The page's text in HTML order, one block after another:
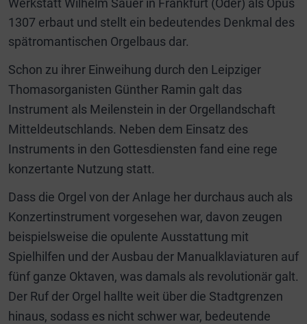
Werkstatt Wilhelm Sauer in Frankfurt (Oder) als Opus
1307 erbaut und stellt ein bedeutendes Denkmal des
spätromantischen Orgelbaus dar.
Schon zu ihrer Einweihung durch den Leipziger
Thomasorganisten Günther Ramin galt das
Instrument als Meilenstein in der Orgellandschaft
Mitteldeutschlands. Neben dem Einsatz des
Instruments in den Gottesdiensten fand eine rege
konzertante Nutzung statt.
Dass die Orgel von der Anlage her durchaus auch als
Konzertinstrument vorgesehen war, davon zeugen
beispielsweise die opulente Ausstattung mit
Spielhilfen und der Ausbau der Manualklaviaturen auf
fünf ganze Oktaven, was damals als revolutionär galt.
Der Ruf der Orgel hallte weit über die Stadtgrenzen
hinaus, sodass es nicht schwer war, bedeutende